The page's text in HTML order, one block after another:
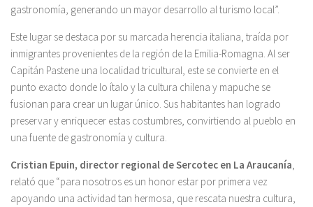
gastronomía, generando un mayor desarrollo al turismo local”.
Este lugar se destaca por su marcada herencia italiana, traída por
inmigrantes provenientes de la región de la Emilia-Romagna. Al ser
Capitán Pastene una localidad tricultural, este se convierte en el
punto exacto donde lo ítalo y la cultura chilena y mapuche se
fusionan para crear un lugar único. Sus habitantes han logrado
preservar y enriquecer estas costumbres, convirtiendo al pueblo en
una fuente de gastronomía y cultura.
Cristian Epuin, director regional de Sercotec en La Araucanía
relató que “para nosotros es un honor estar por primera vez
apoyando una actividad tan hermosa, que rescata nuestra cultura,